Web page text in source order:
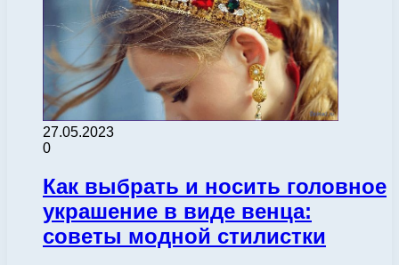
27.05.2023
0
Как выбрать и носить головное
украшение в виде венца:
советы модной стилистки